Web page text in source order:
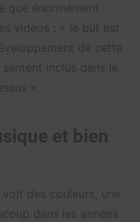
que énormément
vidéos : « le but est
de cette
inclus dans le
».
et bien
des couleurs, une
dans les années